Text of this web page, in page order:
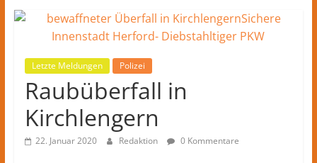
Nachrichten
Herford
und
dem
Kreis
Letzte Meldungen Polizei
Raubüberfall in
Kirchlengern
22. Januar 2020 Redaktion 0 Kommentare